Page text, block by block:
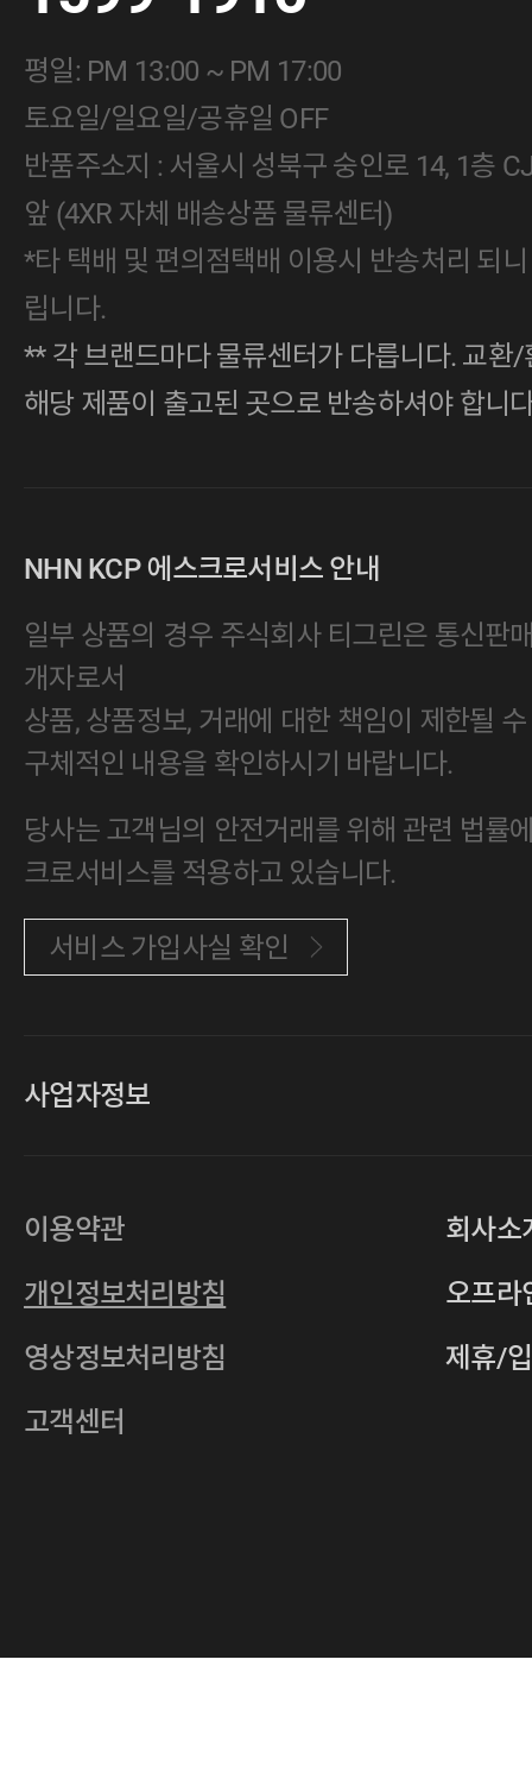
평일: PM 13:00 ~ PM 17:00
토요일/일요일/공휴일 OFF
반품주소지 : 서울시 성북구 숭인로 14, 1층
앞 (4XR 자체 배송상품 물류센터)
*타 택배 및 편의점택배 이용시 반송처리 되
립니다.
** 각 브랜드마다 물류센터가 다릅니다. 교환
해당 제품이 출고된 곳으로 반송하셔야 합니
NHN KCP 에스크로서비스 안내
일부 상품의 경우 주식회사 티그린은 통신판
개자로서
상품, 상품정보, 거래에 대한 책임이 제한될
구체적인 내용을 확인하시기 바랍니다.
당사는 고객님의 안전거래를 위해 관련 법률
크로서비스를 적용하고 있습니다.
서비스 가입사실 확인
사업자정보
사업자등록번호
통신판매업
2011-서울중구-0149
주소 서울특별시 중구 다산로14길 12 (신당
호스팅사업자
이용약관
개인정보처리방침
영상정보처리방침
고객센터
회사소
오프라
제휴/